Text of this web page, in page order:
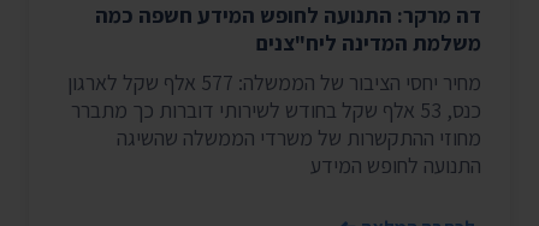
דה מרקר: התנועה לחופש המידע חשפה כמה
משלמת המדינה ליח"צנים
מחיר יחסי הציבור של הממשלה: 577 אלף שקל לארגון
כנס, 53 אלף שקל בחודש לשירותי דוברות כך מתברר
מחוזי ההתקשרות של משרדי הממשלה שהשיגה
התנועה לחופש המידע